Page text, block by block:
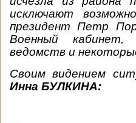
исключают
президент Петр
Военный кабинет,
ведомств и
Своим видением
Инна БУЛКИНА: